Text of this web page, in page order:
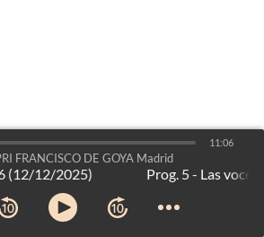
FRANCISCO DE GOYA Madrid
(12/12/2025)
11:06
- Voces del Aula
es un proyecto de:
Bilingüismo y Calidad de la Enseñanza
Ciencia y Universidades